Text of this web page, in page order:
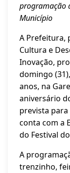
programação
Município
A Prefeitura,
Cultura e
Inovação,
domingo
anos, na
aniversário
prevista para
conta com a
do Festival
A
trenzinho,